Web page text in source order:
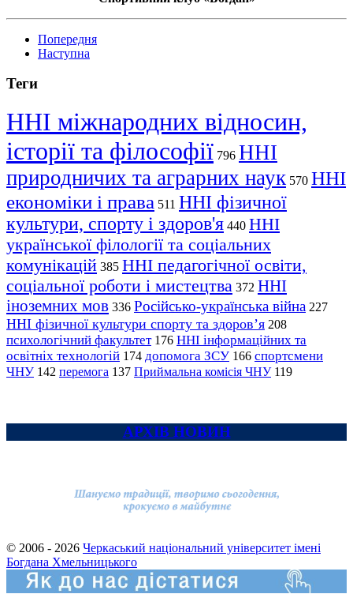
Попередня
Наступна
Теги
ННІ міжнародних відносин,
історії та філософії 796 ННІ
природничих та аграрних наук 570 ННІ
економіки і права 511 ННІ фізичної
культури, спорту і здоров'я 440 ННІ
української філології та соціальних
комунікацій 385 ННІ педагогічної освіти,
соціальної роботи і мистецтва 372 ННІ
іноземних мов 336 Російсько-українська війна 227
ННІ фізичної культури спорту та здоров’я 208
психологічний факультет 176 ННІ інформаційних та
освітніх технологій 174 допомога ЗСУ 166 спортсмени
ЧНУ 142 перемога 137 Приймальна комісія ЧНУ 119
АРХІВ НОВИН
© 2006 - 2026 Черкаський національний університет імені
Богдана Хмельницького